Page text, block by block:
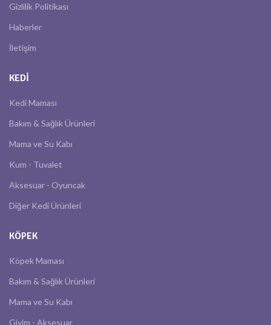
Gizlilik Politikası
Haberler
İletişim
KEDI
Kedi Maması
Bakım & Sağlık Ürünleri
Mama ve Su Kabı
Kum - Tuvalet
Aksesuar - Oyuncak
Diğer Kedi Ürünleri
KÖPEK
Köpek Maması
Bakım & Sağlık Ürünleri
Mama ve Su Kabı
Giyim - Aksesuar